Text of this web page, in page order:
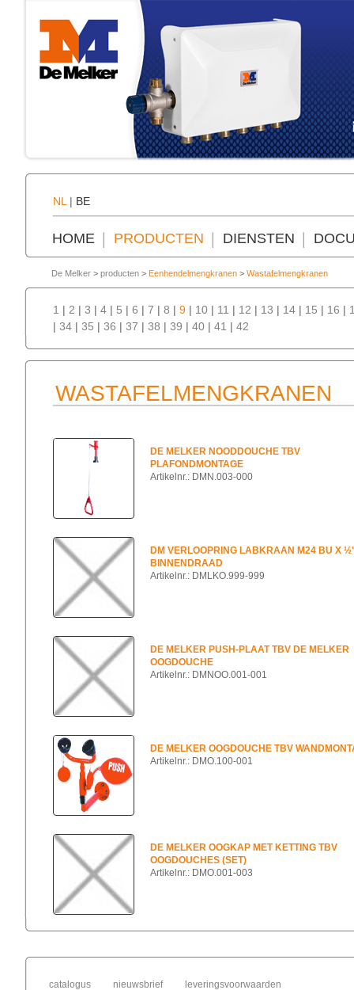
NL | BE
HOME PRODUCTEN DIENSTEN
De Melker > producten > Eenhendelmengkranen > Wastafelmengkranen
1 | 2 | 3 | 4 | 5 | 6 | 7 | 8 | 9 | 10 | 11 | 12 | 13 | 14 | 15 | 16 |
| 34 | 35 | 36 | 37 | 38 | 39 | 40 | 41 | 42
WASTAFELMENGKRANEN
DE MELKER NOODDOUCHE TBV
PLAFONDMONTAGE
Artikelnr.: DMN.003-000
DM VERLOOPRING LABKRAAN M24 BU X
BINNENDRAAD
Artikelnr.: DMLKO.999-999
DE MELKER PUSH-PLAAT TBV DE MELKER
OOGDOUCHE
Artikelnr.: DMNOO.001-001
DE MELKER OOGDOUCHE TBV
Artikelnr.: DMO.100-001
DE MELKER OOGKAP MET KETTING TBV
OOGDOUCHES (SET)
Artikelnr.: DMO.001-003
catalogus nieuwsbrief leveringsvoorwaarden